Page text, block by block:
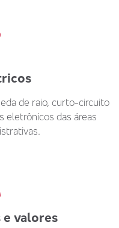
de raio, curto-circuito
eletrônicos das áreas
e valores